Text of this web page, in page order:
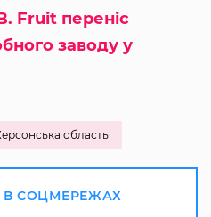
Fruit переніс
заводу у
область
В СОЦМЕРЕЖАХ